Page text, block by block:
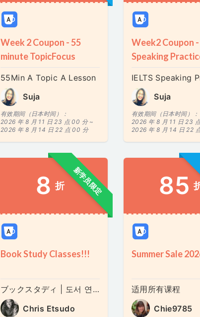
Week 2 Coupon - 55
minute TopicFocus
55Min A Topic A Lesson
Suja
有效期间（日本时间）：
2026 年 8 月 11 日 23 点 00 分 ~
2026 年 8 月 14 日 22 点 00 分
Week2 Coupon -
Speaking
Tests
Suja
有效期间（日本时间）：
2026 年 8 月 11 日 23
2026 年 8 月 14 日 22
新学员限定
8 折
Book Study Classes!!!
ブックスタディ | 도서 연구 | Book Study - 21 Lessons for the 21st Century
Chris Etsudo
85
Summer Sale
适用所有课程
Chie9785